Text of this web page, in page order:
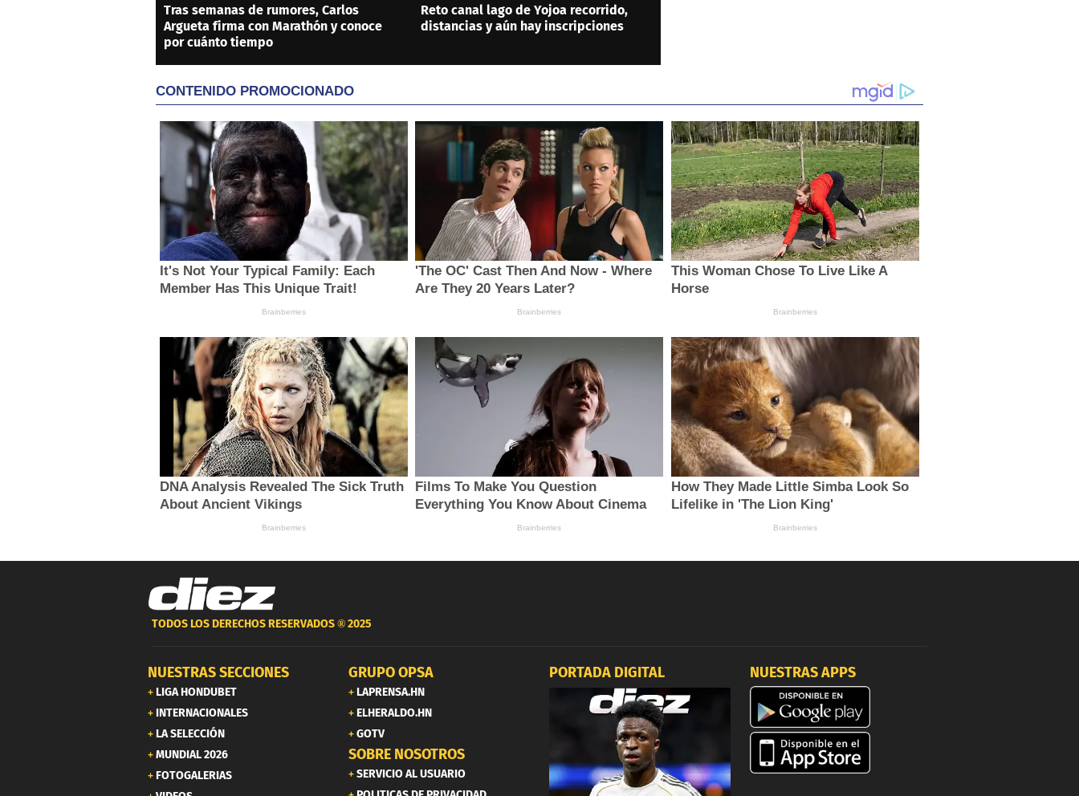
Tras semanas de rumores, Carlos
Argueta firma con Marathón y conoce
por cuánto tiempo
Reto canal lago de Yojoa recorrido,
distancias y aún hay inscripciones
TODOS LOS DERECHOS RESERVADOS ®2025
NUESTRAS SECCIONES
LIGA HONDUBET
INTERNACIONALES
LA SELECCIÓN
MUNDIAL 2026
FOTOGALERIAS
GRUPO OPSA
LAPRENSA.HN
ELHERALDO.HN
GOTV
SOBRE NOSOTROS
SERVICIO AL USUARIO
PORTADA DIGITAL NUESTRAS APPS